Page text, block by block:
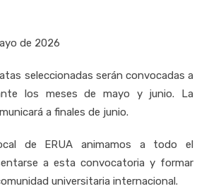
de 2026
seleccionadas serán convocadas a
los meses de mayo y junio. La
a finales de junio.
de ERUA animamos a todo el
a esta convocatoria y formar
universitaria internacional.